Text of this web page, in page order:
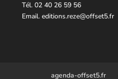
Tél. 02 40 26 59 56
Email. editions.reze@offset5.fr
agenda-offset5.fr